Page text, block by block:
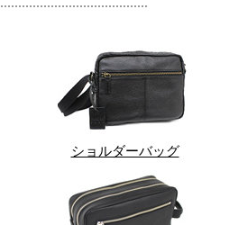
ショルダーバッグ